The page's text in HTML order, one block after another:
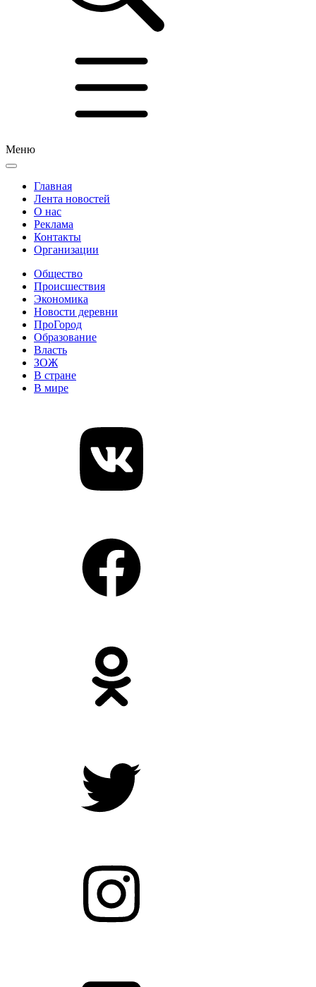
Меню
Главная
Лента новостей
О нас
Реклама
Контакты
Организации
Общество
Происшествия
Экономика
Новости деревни
ПроГород
Образование
Власть
ЗОЖ
В стране
В мире